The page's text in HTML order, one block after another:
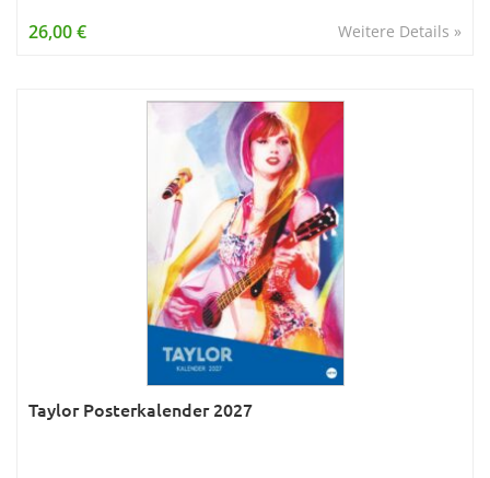
Young Adult
Weitere Details »
26,00 €
Taylor Posterkalender 2027